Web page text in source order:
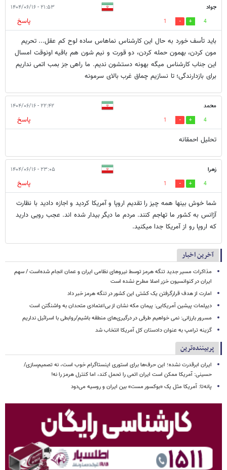
جواد ۲۱:۵۳ - ۱۴۰۴/۰۶/۱۶
4
1
پاسخ
باید تأسف خورد به حال این کارشناس نماهاس ساده لوح کم عقل... تحریم
مون کردن، بهمون حمله کردن، دو قورت و نیم شون هم باقیه اونوقت امسال
این جناب کارشناس میگه بهونه دستشون ندیم. ما راهی جز بمب اتمی نداریم
برای بازدارندگی؛ تا نسازیم چماق غرب بالای سرمونه
محمد ۲۲:۴۲ - ۱۴۰۴/۰۶/۱۶
4
1
پاسخ
تحلیل احمقانه
زهرا ۲۳:۰۵ - ۱۴۰۴/۰۶/۱۶
4
1
پاسخ
شما خوش بینها همه چیز را تقدیم اروپا و آمریکا کردید و اجازه دادید با نظارت
آژانس به کشور ما تهاجم کنند. مردم ما دیگر بیدار شده اند. عجب رویی دارید
که اروپا رو از آمریکا جدا میکنید.
آخرین اخبار
مذاکرات مسیر جدید تنگه هرمز توسط نیروهای نظامی ایران و عمان انجام شده‌است / سهم
ایران در کنوانسیون خزر اصلا مطرح نشده است
امارت از هدف قرارگرفتن یک کشتی این کشور در تنگه هرمز خبر داد
دیپلمات پیشین آمریکایی: پیمان مکه نشان از بی‌اعتمادی متحدان به واشنگتن است
مسرور بارزانی: نمی خواهیم طرفی در درگیری‌های منطقه باشیم/روابطی با اسرائیل نداریم
گزینه ترامپ به عنوان دادستان کل آمریکا انتخاب شد
پربیننده‌ترین
ایران ابرقدرت نشده؛ این حرف‌ها برای استوری اینستاگرام خوب است، نه تصمیم‌سازی/
حسینی: آمریکا ممکن است ایران اتمی را تحمل کند، اما کنترل هرمز را نه!
پانه‌تا: آمریکا مثل یک «بوکسور مست» بین ایران و روسیه می‌دود